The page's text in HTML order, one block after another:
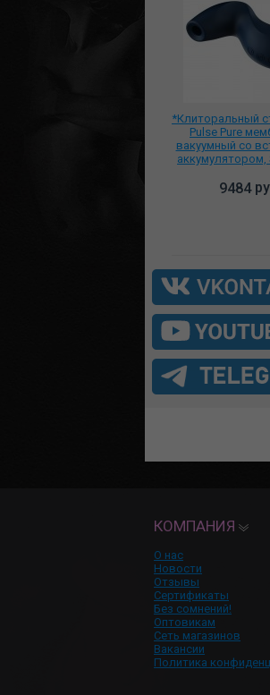
*Клиторальный
Pulse Pure
вакуумный со
аккумулятором,
9484
КОМПАНИЯ
О нас
Новости
Отзывы
Сертификаты
Без сомнений!
Оптовикам
Сеть магазинов
Вакансии
Политика